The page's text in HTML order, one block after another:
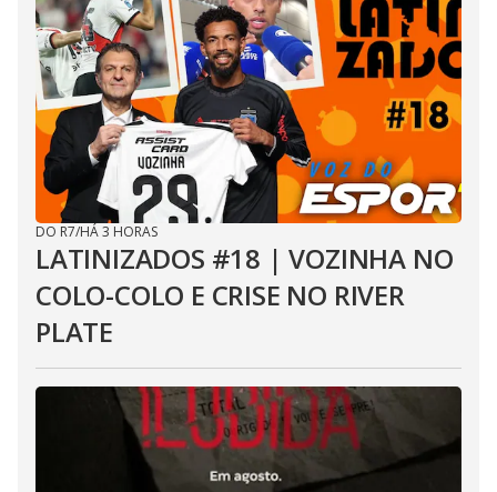
DO R7/HÁ 3 HORAS
LATINIZADOS #18 | VOZINHA NO
COLO-COLO E CRISE NO RIVER
PLATE